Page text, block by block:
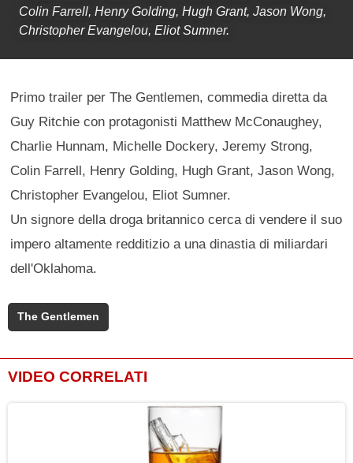
Colin Farrell, Henry Golding, Hugh Grant, Jason Wong,
Christopher Evangelou, Eliot Sumner.
Primo trailer per The Gentlemen, commedia diretta da
Guy Ritchie con protagonisti Matthew McConaughey,
Charlie Hunnam, Michelle Dockery, Jeremy Strong,
Colin Farrell, Henry Golding, Hugh Grant, Jason Wong,
Christopher Evangelou, Eliot Sumner.
Un signore della droga britannico cerca di vendere il suo
impero altamente redditizio a una dinastia di miliardari
dell'Oklahoma.
The Gentlemen
VIDEO CORRELATI